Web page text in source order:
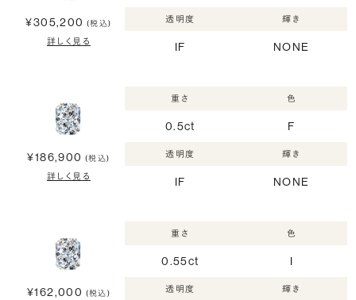
¥305,200 (税込)
詳しく見る
透明度
IF
輝き
NONE
¥186,900 (税込)
詳しく見る
重さ
0.5ct
色
F
透明度
IF
輝き
NONE
¥162,000 (税込)
重さ
0.55ct
色
I
透明度 輝き